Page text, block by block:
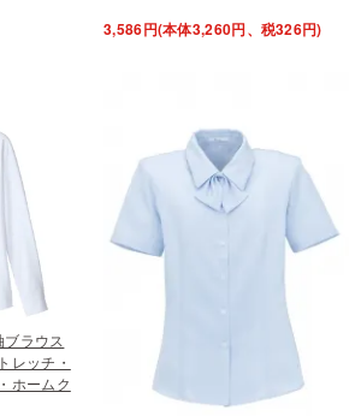
3,586円(本体3,260円、税326円)
ラウス
レッチ・
ホームク